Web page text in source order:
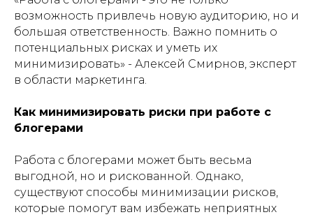
возможность привлечь новую аудиторию, но и
большая ответственность. Важно помнить о
потенциальных рисках и уметь их
минимизировать» - Алексей Смирнов, эксперт
в области маркетинга.
Как минимизировать риски при работе с
блогерами
Работа с блогерами может быть весьма
выгодной, но и рискованной. Однако,
существуют способы минимизации рисков,
которые помогут вам избежать неприятных